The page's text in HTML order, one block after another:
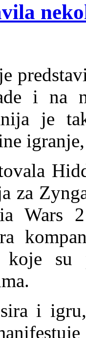
i na
je
za
Wars
koje su
i